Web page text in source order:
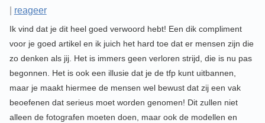
reageer
Ik vind dat je dit heel goed verwoord hebt! Een dik compliment
voor je goed artikel en ik juich het hard toe dat er mensen zijn die
zo denken als jij. Het is immers geen verloren strijd, die is nu pas
begonnen. Het is ook een illusie dat je de tfp kunt uitbannen,
maar je maakt hiermee de mensen wel bewust dat zij een vak
beoefenen dat serieus moet worden genomen! Dit zullen niet
alleen de fotografen moeten doen, maar ook de modellen en